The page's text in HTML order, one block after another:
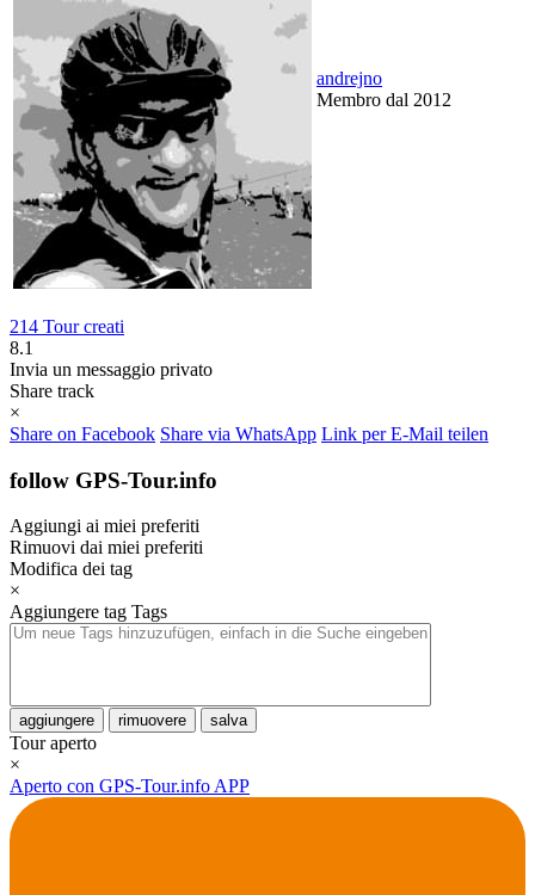
andrejno
Membro dal 2012
214 Tour creati
8.1
Invia un messaggio privato
Share track
×
Share on Facebook Share via WhatsApp Link per E-Mail teilen
follow GPS-Tour.info
Aggiungi ai miei preferiti
Rimuovi dai miei preferiti
Modifica dei tag
×
Aggiungere tag Tags
aggiungere rimuovere salva
Tour aperto
×
Aperto con GPS-Tour.info APP